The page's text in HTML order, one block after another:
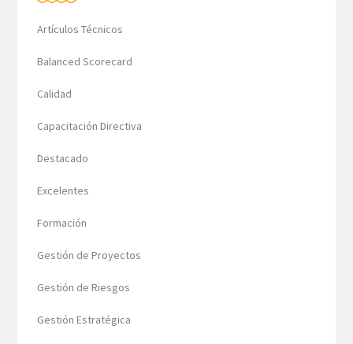
Artículos Técnicos
Balanced Scorecard
Calidad
Capacitación Directiva
Destacado
Excelentes
Formación
Gestión de Proyectos
Gestión de Riesgos
Gestión Estratégica